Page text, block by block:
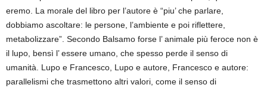
eremo. La morale del libro per l’autore è “piu’ che parlare,
dobbiamo ascoltare: le persone, l’ambiente e poi riflettere,
metabolizzare”. Secondo Balsamo forse l’ animale più feroce non è
il lupo, bensì l’ essere umano, che spesso perde il senso di
umanità. Lupo e Francesco, Lupo e autore, Francesco e autore:
parallelismi che trasmettono altri valori, come il senso di